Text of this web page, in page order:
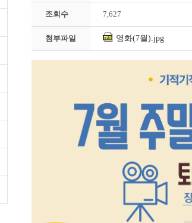
조회수 7,627
첨부파일 영화(7월).jpg